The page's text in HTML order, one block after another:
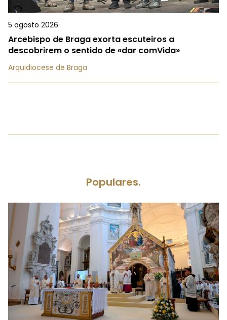
5 agosto 2026
Arcebispo de Braga exorta escuteiros a
descobrirem o sentido de «dar comVida»
Arquidiocese de Braga
Populares.